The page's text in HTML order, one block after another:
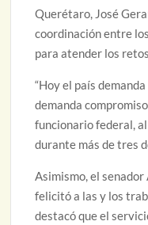
Querétaro, José
coordinación entre
para atender los
“Hoy el país
demanda
funcionario federal,
durante más de tres
Asimismo, el
felicitó a las y los
destacó que el